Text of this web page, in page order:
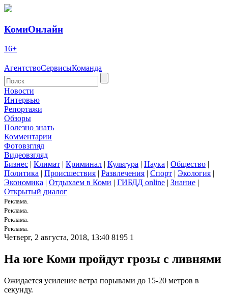
КомиОнлайн
16+
АгентствоСервисыКоманда
Новости
Интервью
Репортажи
Обзоры
Полезно знать
Комментарии
Фотовзгляд
Видеовзгляд
Бизнес | Климат | Криминал | Культура | Наука | Общество |
Политика | Происшествия | Развлечения | Спорт | Экология |
Экономика | Отдыхаем в Коми | ГИБДД online | Знание |
Открытый диалог
Реклама.
Реклама.
Реклама.
Реклама.
Четверг, 2 августа, 2018, 13:40 8195 1
На юге Коми пройдут грозы с ливнями
Ожидается усиление ветра порывами до 15-20 метров в
секунду.